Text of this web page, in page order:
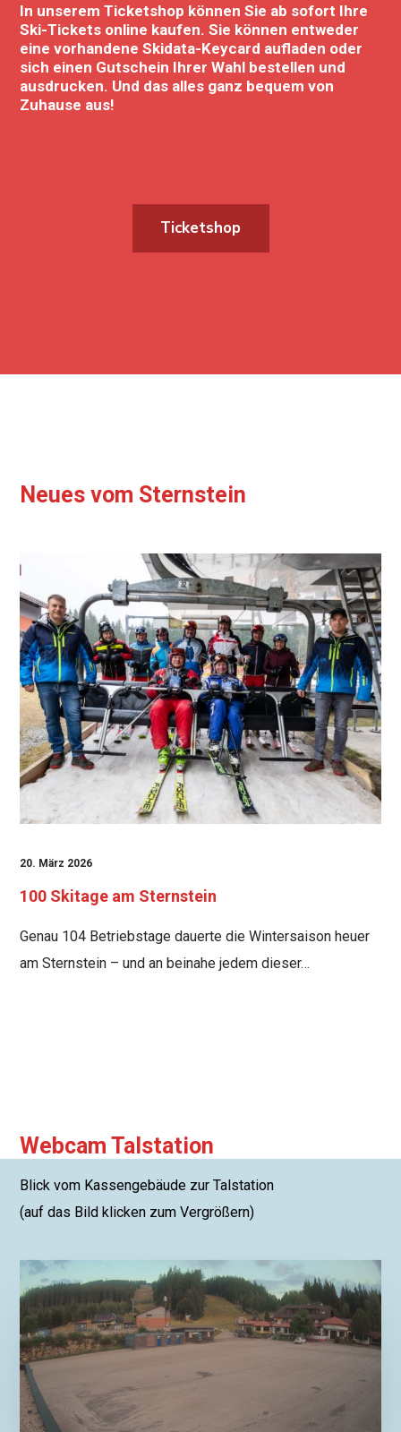
In unserem Ticketshop können Sie ab sofort Ihre
Ski-Tickets online kaufen. Sie können entweder
eine vorhandene Skidata-Keycard aufladen oder
sich einen Gutschein Ihrer Wahl bestellen und
ausdrucken. Und das alles ganz bequem von
Zuhause aus!
Ticketshop
Neues vom Sternstein
20. März 2026
100 Skitage am Sternstein
Genau 104 Betriebstage dauerte die Wintersaison heuer
am Sternstein – und an beinahe jedem dieser…
Webcam Talstation
Blick vom Kassengebäude zur Talstation
(auf das Bild klicken zum Vergrößern)